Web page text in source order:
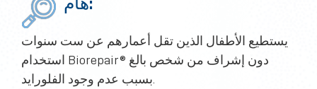
يستطيع الأطفال الذين تقل أعمارهم عن ست سنوات
استخدام Biorepair® دون إشراف من شخص بالغ